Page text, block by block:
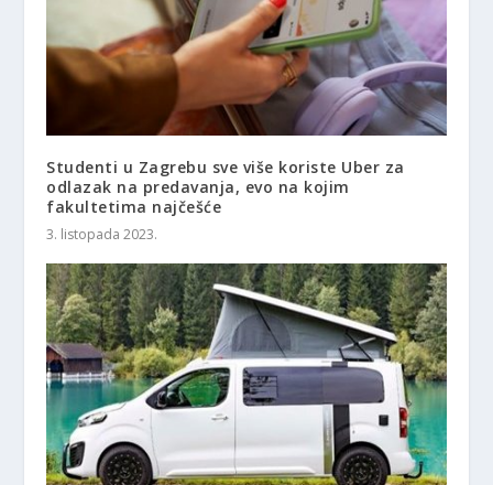
Studenti u Zagrebu sve više koriste Uber za
odlazak na predavanja, evo na kojim
fakultetima najčešće
3. listopada 2023.